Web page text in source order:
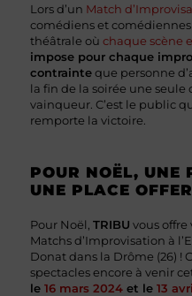
Lors d’un Match
comédiens et
théâtrale où chaque scène
impose pour chaque
contrainteque personne
la fin de la soirée une
vainqueur. C’est le public
remporte la victoire.
POUR NOËL, UNE
UNE PLACE
Pour Noël, TRIBU vous offre
Matchs d’Improvisation à
Donat dans la Drôme (26) !
spectacles encore à venir
le 16 mars 2024 et le 13